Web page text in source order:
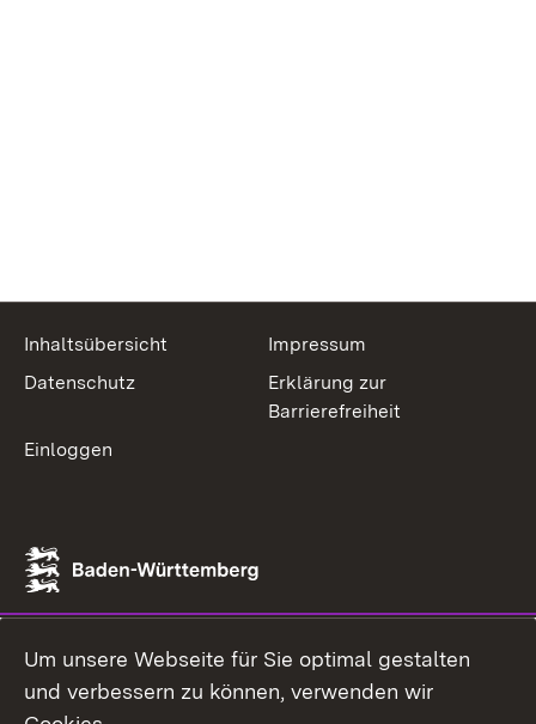
Inhaltsübersicht
Impressum
Datenschutz
Erklärung zur
Barrierefreiheit
Einloggen
Um unsere Webseite für Sie optimal gestalten
und verbessern zu können, verwenden wir